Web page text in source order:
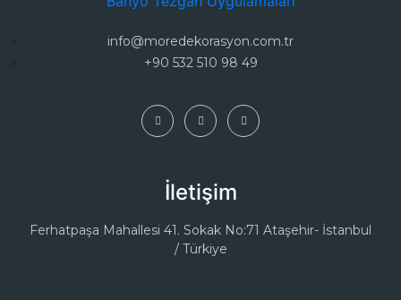
info@moredekorasyon.com.tr
+90 532 510 98 49
İletişim
Ferhatpaşa Mahallesi 41. Sokak No:71 Ataşehir- İstanbul
/ Türkiye